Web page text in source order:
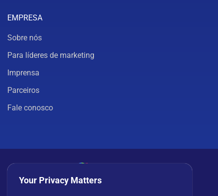
EMPRESA
Sobre nós
Para líderes de marketing
Imprensa
Parceiros
Fale conosco
Your Privacy Matters